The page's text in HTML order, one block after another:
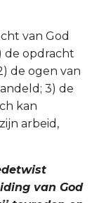
van God
de opdracht
de ogen van
3) de
kan
arbeid,
van God